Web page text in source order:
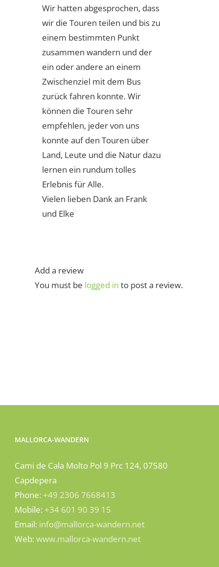
Wir hatten abgesprochen, dass
wir die Touren teilen und bis zu
einem bestimmten Punkt
zusammen wandern und der
ein oder andere an einem
Zwischenziel mit dem Bus
zurück fahren konnte. Wir
können die Touren sehr
empfehlen, jeder von uns
konnte auf den Touren über
Land, Leute und die Natur dazu
lernen ein rundum tolles
Erlebnis für Alle.
Vielen lieben Dank an Frank
und Elke
Add a review
You must be logged in to post a review.
MALLORCA-WANDERN
Cami de Cala Molto Pol 9 Prc 124, 07580
Capdepera
Phone: +49 2306 7668413
Mobile: +34 601 90 39 15
Email: info@mallorca-wandern.net
Web: www.mallorca-wandern.net